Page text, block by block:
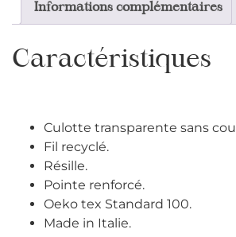
Informations complémentaires
Caractéristiques
Culotte transparente sans
Fil recyclé.
Résille.
Pointe renforcé.
Oeko tex Standard 100.
Made in Italie.